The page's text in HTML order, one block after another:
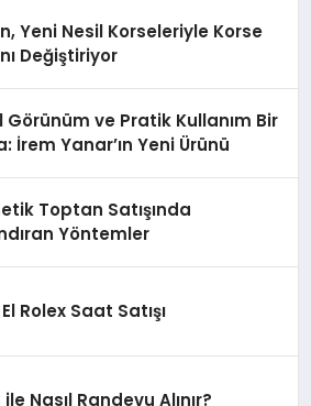
Yeni Nesil Korseleriyle Korse
Değiştiriyor
Görünüm ve Pratik Kullanım Bir
İrem Yanar’ın Yeni Ürünü
Toptan Satışında
Yöntemler
Rolex Saat Satışı
ile Nasıl Randevu Alınır?